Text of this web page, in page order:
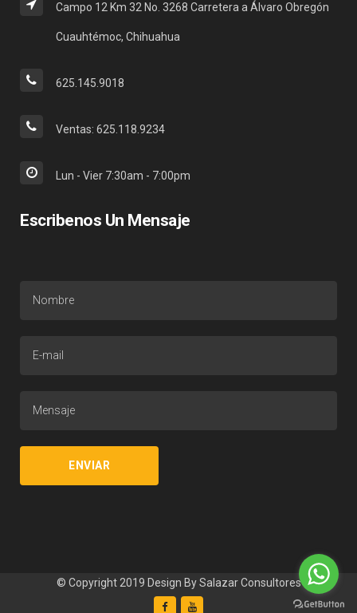
Campo 12 Km 32 No. 3268 Carretera a Álvaro Obregón
Cuauhtémoc, Chihuahua
625.145.9018
Ventas: 625.118.9234
Lun - Vier 7:30am - 7:00pm
Escribenos Un Mensaje
© Copyright 2019 Design BySalazar Consultores